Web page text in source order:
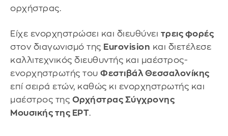
ορχήστρας.
Είχε ενορχηστρώσει και διευθύνει τρεις φορές
στον διαγωνισμό της Eurovision και διετέλεσε
καλλιτεχνικός διευθυντής και μαέστρος-
ενορχηστρωτής του Φεστιβάλ Θεσσαλονίκης
επί σειρά ετών, καθώς κι ενορχηστρωτής και
μαέστρος της Ορχήστρας Σύγχρονης
Μουσικής της ΕΡΤ.